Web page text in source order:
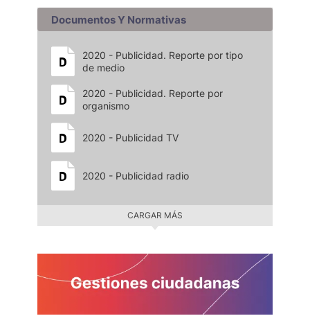
Documentos Y Normativas
2020 - Publicidad. Reporte por tipo
de medio
2020 - Publicidad. Reporte por
organismo
2020 - Publicidad TV
2020 - Publicidad radio
CARGAR MÁS